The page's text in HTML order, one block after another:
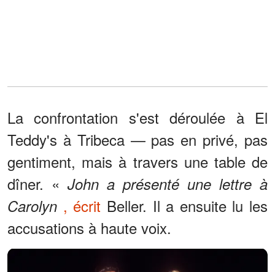
La confrontation s'est déroulée à El
Teddy's à Tribeca — pas en privé, pas
gentiment, mais à travers une table de
dîner. « John a présenté une lettre à
Carolyn , écrit Beller. Il a ensuite lu les
accusations à haute voix.